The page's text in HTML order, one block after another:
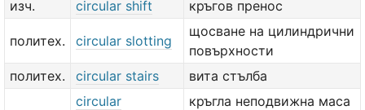
изч.
circular shift кръгов пренос
политех. circular slotting
щосване на цилиндрични
повърхности
политех.
circular stairs вита стълба
circular
кръгла неподвижна маса